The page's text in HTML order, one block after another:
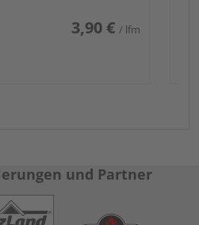
3,90 € / lfm
und Partner